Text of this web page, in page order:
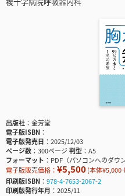
出版社
金芳堂
電子版ISBN
電子版発売日
2025/12/03
ページ数
300ページ判型
A5
フォーマット
PDF（パソコンへのダウ
電子版販売価格： ¥5,500(本体¥5,000
印刷版ISBN
978-4-7653-2067-2
印刷版発行年月
2025/11